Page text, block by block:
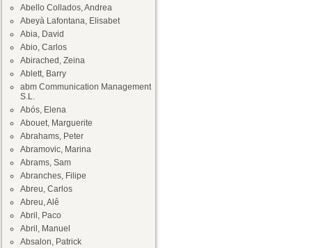
Abello Collados, Andrea
Abeyà Lafontana, Elisabet
Abia, David
Abio, Carlos
Abirached, Zeina
Ablett, Barry
abm Communication Management
S.L.
Abós, Elena
Abouet, Marguerite
Abrahams, Peter
Abramovic, Marina
Abrams, Sam
Abranches, Filipe
Abreu, Carlos
Abreu, Alê
Abril, Paco
Abril, Manuel
Absalon, Patrick